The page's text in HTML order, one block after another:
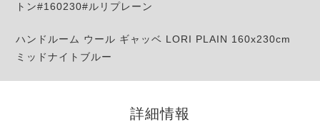
トン#160230#ルリプレーン
ハンドルーム ウール ギャッベ LORI PLAIN 160x230cm
ミッドナイトブルー
詳細情報